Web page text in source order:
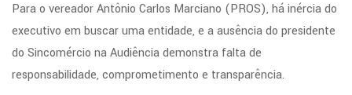
Para o vereador Antônio Carlos Marciano (PROS), há inércia do
executivo em buscar uma entidade, e a ausência do presidente
do Sincomércio na Audiência demonstra falta de
responsabilidade, comprometimento e transparência.